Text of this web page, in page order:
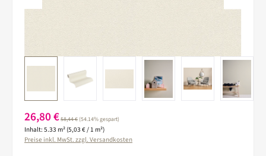
Verkaufspreis:
26,80 €Regulärer Preis:
58,44 €(54.14% gespart)
Inhalt: 5.33 m² (5,03 € / 1 m²)
Preise inkl. MwSt. zzgl. Versandkosten